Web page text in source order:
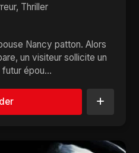
Thriller
Nancy patton. Alors
un visiteur sollicite un
épou...